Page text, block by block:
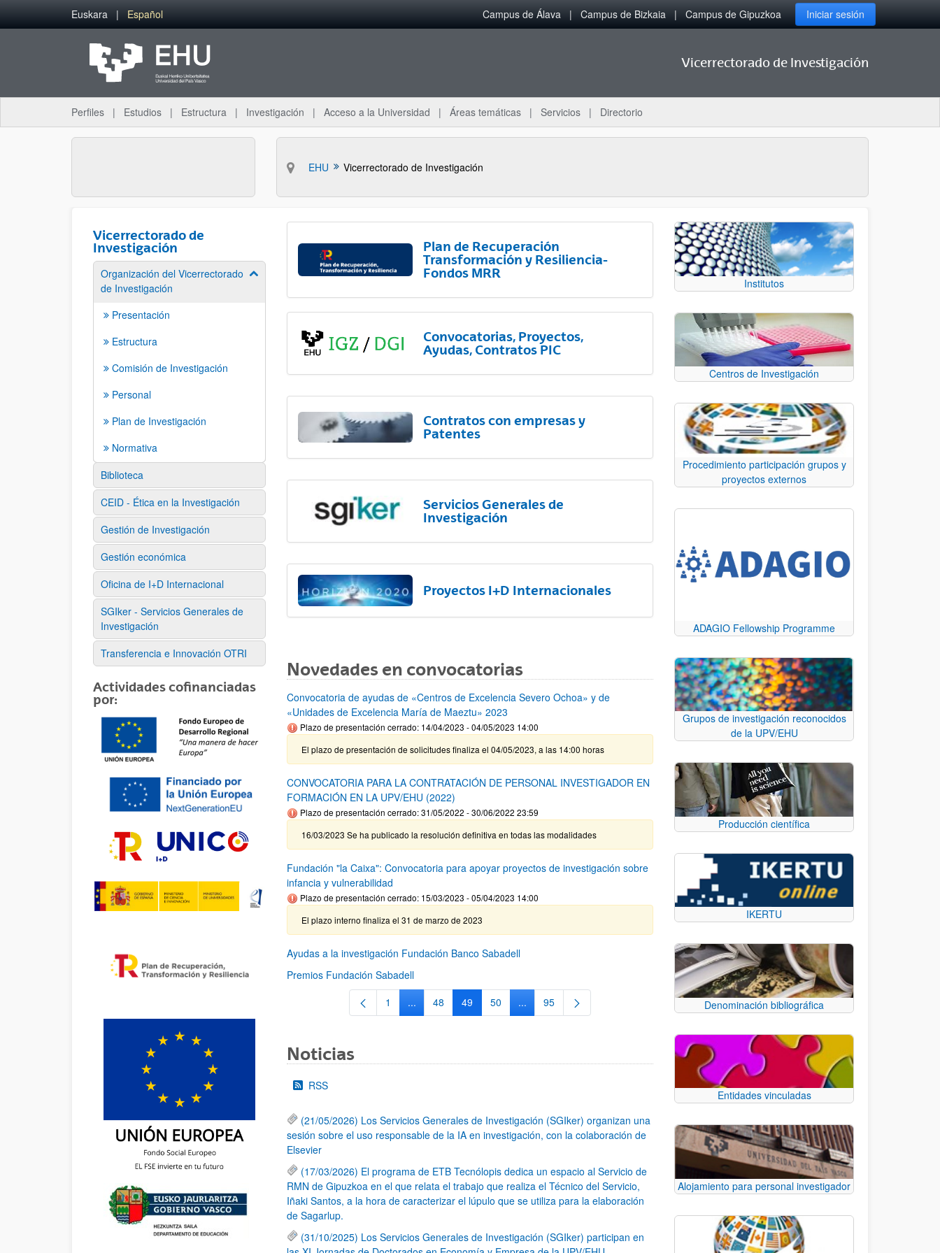
Saltar al contenido principal
Euskara Español Campus de Álava Campus de Bizkaia Campus de Gipuzkoa Iniciar sesión
Vicerrectorado de Investigación
Perfiles Estudios Estructura Investigación Acceso a la Universidad Áreas temáticas Servicios Directorio
EHU Vicerrectorado de Investigación
Vicerrectorado de
Investigación
Organización del Vicerrectorado
de Investigación
Mostrar/ocultar subpáginas
Presentación
Estructura
Comisión de Investigación
Personal
Plan de Investigación
Normativa
Biblioteca
CEID - Ética en la Investigación
Gestión de Investigación
Gestión económica
Oficina de I+D Internacional
SGIker - Servicios Generales de
Investigación
Transferencia e Innovación OTRI
Actividades cofinanciadas
por:
Plan de Recuperación
Transformación y Resiliencia-
Fondos MRR
Convocatorias, Proyectos,
Ayudas, Contratos PIC
Contratos con empresas y
Patentes
Servicios Generales de
Investigación
Proyectos I+D Internacionales
Novedades en convocatorias
Convocatoria de ayudas de «Centros de Excelencia Severo Ochoa» y de
«Unidades de Excelencia María de Maeztu» 2023
Plazo de presentación cerrado: 14/04/2023 - 04/05/2023 14:00
El plazo de presentación de solicitudes finaliza el 04/05/2023, a las 14:00 horas
CONVOCATORIA PARA LA CONTRATACIÓN DE PERSONAL INVESTIGADOR EN
FORMACIÓN EN LA UPV/EHU (2022)
Plazo de presentación cerrado: 31/05/2022 - 30/06/2022 23:59
16/03/2023 Se ha publicado la resolución definitiva en todas las modalidades
Fundación "la Caixa": Convocatoria para apoyar proyectos de investigación sobre
infancia y vulnerabilidad
Plazo de presentación cerrado: 15/03/2023 - 05/04/2023 14:00
El plazo interno finaliza el 31 de marzo de 2023
Ayudas a la investigación Fundación Banco Sabadell
Premios Fundación Sabadell
Página
1 ...Páginas intermedias Use TAB para desplazarse.
Página
48 Página
49 Página
50 ...Páginas intermedias Use TAB para desplazarse.
Página
95
Noticias
RSS
(21/05/2026) Los Servicios Generales de Investigación (SGIker) organizan una
sesión sobre el uso responsable de la IA en investigación, con la colaboración de
Elsevier
(17/03/2026) El programa de ETB Tecnólopis dedica un espacio al Servicio de
RMN de Gipuzkoa en el que relata el trabajo que realiza el Técnico del Servicio,
Iñaki Santos, a la hora de caracterizar el lúpulo que se utiliza para la elaboración
de Sagarlup.
(31/10/2025) Los Servicios Generales de Investigación (SGIker) participan en
Institutos
Centros de Investigación
Procedimiento participación grupos y
proyectos externos
ADAGIO Fellowship Programme
Grupos de investigación reconocidos
de la UPV/EHU
Producción científica
IKERTU
Denominación bibliográfica
Entidades vinculadas
Alojamiento para personal investigador